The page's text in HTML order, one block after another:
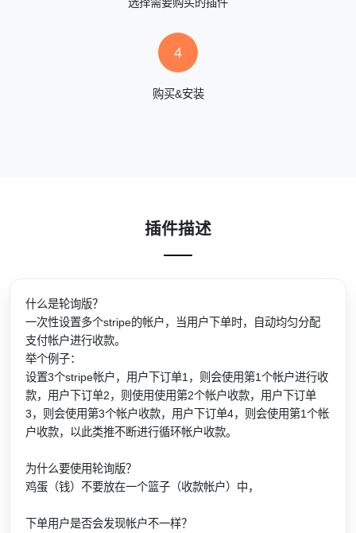
4
购买&安装
插件描述
什么是轮询版？
一次性设置多个stripe的帐户，当用户下单时，自动均匀分配
支付帐户进行收款。
举个例子：
设置3个stripe帐户，用户下订单1，则会使用第1个帐户进行收
款，用户下订单2，则使用使用第2个帐户收款，用户下订单
3，则会使用第3个帐户收款，用户下订单4，则会使用第1个帐
户收款，以此类推不断进行循环帐户收款。
为什么要使用轮询版？
鸡蛋（钱）不要放在一个篮子（收款帐户）中，
下单用户是否会发现帐户不一样？